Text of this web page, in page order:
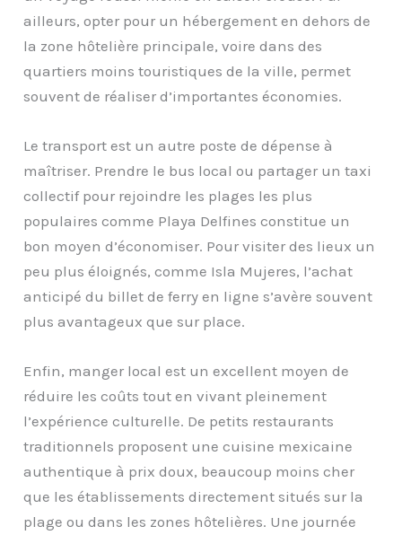
ailleurs, opter pour un hébergement en dehors de
la zone hôtelière principale, voire dans des
quartiers moins touristiques de la ville, permet
souvent de réaliser d’importantes économies.
Le transport est un autre poste de dépense à
maîtriser. Prendre le bus local ou partager un taxi
collectif pour rejoindre les plages les plus
populaires comme Playa Delfines constitue un
bon moyen d’économiser. Pour visiter des lieux un
peu plus éloignés, comme Isla Mujeres, l’achat
anticipé du billet de ferry en ligne s’avère souvent
plus avantageux que sur place.
Enfin, manger local est un excellent moyen de
réduire les coûts tout en vivant pleinement
l’expérience culturelle. De petits restaurants
traditionnels proposent une cuisine mexicaine
authentique à prix doux, beaucoup moins cher
que les établissements directement situés sur la
plage ou dans les zones hôtelières. Une journée